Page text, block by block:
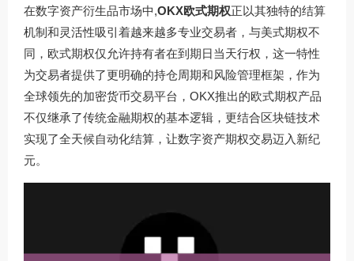
在数字资产衍生品市场中,OKX欧式期权正以其独特的结算
机制和灵活性吸引着越来越多专业交易者，与美式期权不
同，欧式期权仅允许持有者在到期日当天行权，这一特性
为交易者提供了更明确的持仓周期和风险管理框架，作为
全球领先的加密货币交易平台，OKX推出的欧式期权产品
不仅继承了传统金融期权的基本逻辑，更结合区块链技术
实现了全天候自动化结算，让数字资产期权交易迈入新纪
元。